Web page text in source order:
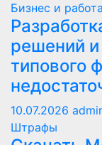
Бизнес и работа
решений и
типового
10.07.2026
Штрафы